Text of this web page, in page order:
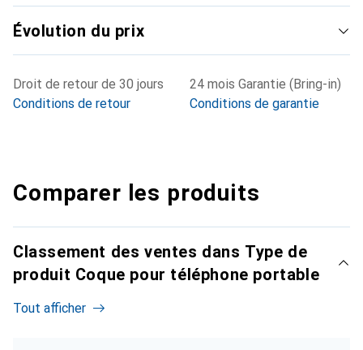
Évolution du prix
Droit de retour de 30 jours
Conditions de retour
24 mois Garantie (Bring-in)
Conditions de garantie
Comparer les produits
Classement des ventes dans Type de
produit Coque pour téléphone portable
Tout afficher